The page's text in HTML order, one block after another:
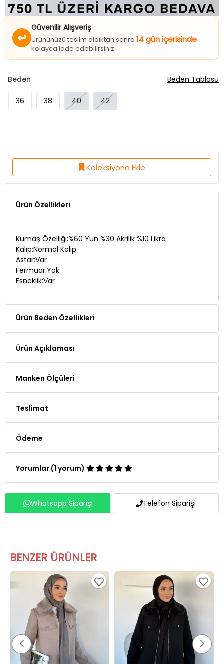
↩
Güvenilir Alışveriş
Ürününüzü teslim aldıktan sonra 14 gün içerisinde
kolayca iade edebilirsiniz.
Beden
36 38 40 42
Beden Tablosu
Koleksiyona Ekle
Ürün Özellikleri
Kumaş Özelliği:%60 Yün %30 Akrilik %10 Likra
Kalıp:Normal Kalıp
Astar:Var
Fermuar:Yok
Esneklik:Var
Ürün Beden Özellikleri
Ürün Açıklaması
Manken Ölçüleri
Teslimat
Ödeme
Yorumlar (1 yorum)
Whatsapp Siparişi Telefon Siparişi
BENZER ÜRÜNLER